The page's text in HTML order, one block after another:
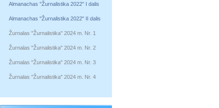
Almanachas "Žurnalistika 2022" I dalis
Almanachas "Žurnalistika 2022" II dalis
Žurnalas "Žurnalistika" 2024 m. Nr. 1
Žurnalas "Žurnalistika" 2024 m. Nr. 2
Žurnalas "Žurnalistika" 2024 m. Nr. 3
Žurnalas "Žurnalistika" 2024 m. Nr. 4